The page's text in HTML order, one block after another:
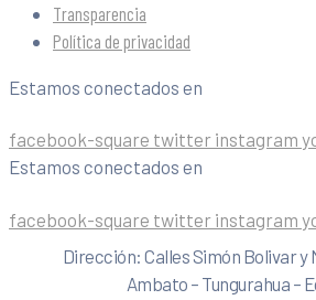
Transparencia
Política de privacidad
Estamos conectados en
facebook-square twitter instagram
Estamos conectados en
facebook-square twitter instagram
Dirección: Calles Simón Bolivar y
Ambato – Tungurahua –